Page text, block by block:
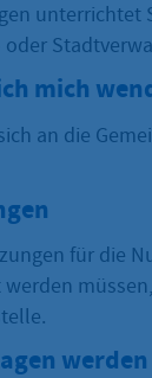
unterrichtet
oder
mich
an die
für die